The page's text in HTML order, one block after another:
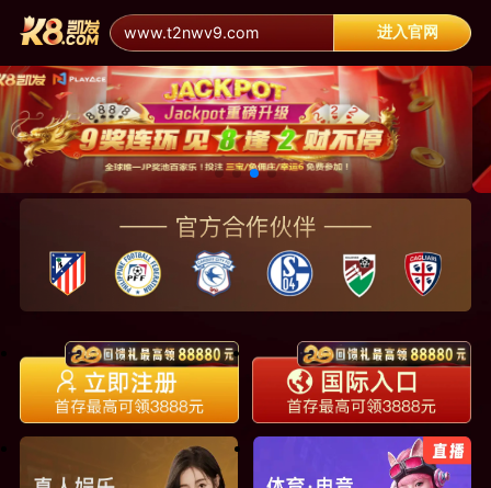
www.t2nwv9.com 进入官网